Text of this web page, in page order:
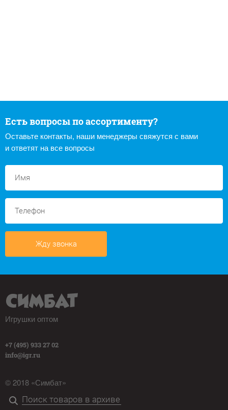
Есть вопросы по ассортименту?
Оставьте контакты, наши менеджеры свяжутся с вами
и ответят на все вопросы
Жду звонка
Игрушки оптом
+7 (495) 933 27 02
info@igr.ru
© 2018 «Симбат»